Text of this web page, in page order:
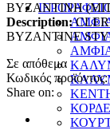
ΒΥΖΑΝΤΙΝΗ
Description:
BYZANTINE
Σε απόθεμα
Κωδικός προϊόντος:
Share on: